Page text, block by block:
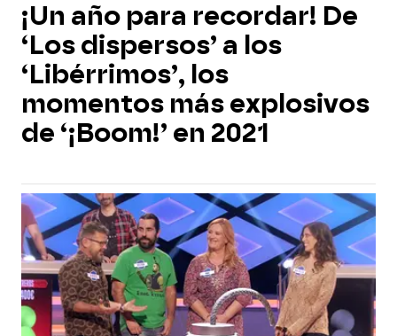
¡Un año para recordar! De
‘Los dispersos’ a los
‘Libérrimos’, los
momentos más explosivos
de ‘¡Boom!’ en 2021